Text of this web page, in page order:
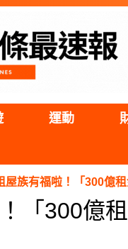
運動
屋族有福啦！「300億
「300億